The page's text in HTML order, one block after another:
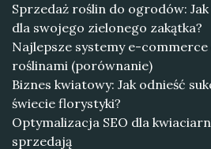
Sprzedaż roślin do ogrodów:
dla swojego zielonego zakątka?
Najlepsze systemy e-commerce
roślinami (porównanie)
Biznes kwiatowy: Jak odnieść
świecie florystyki?
Optymalizacja SEO dla
sprzedają